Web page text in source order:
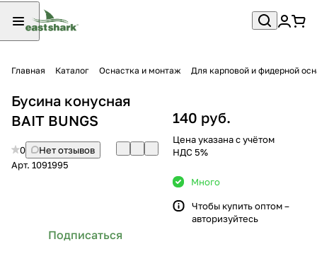
Главная Каталог Оснастка и монтаж Для карповой и фидерной
Бусина конусная
BAIT BUNGS
0
Нет отзывов
Арт. 1091995
Подписаться
140 руб.
Цена указана с учётом
НДС 5%
Много
Чтобы купить оптом –
авторизуйтесь